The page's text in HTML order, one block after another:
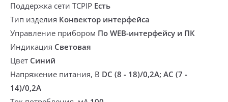
Поддержка сети TCPIP Есть
Тип изделия Конвектор интерфейса
Управление прибором По WEB-интерфейсу и ПК
Индикация Световая
Цвет Синий
Напряжение питания, В DC (8 - 18)/0,2A; AC (7 -
14)/0,2A